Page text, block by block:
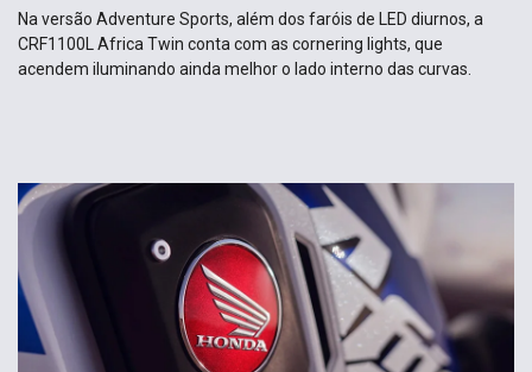
Na versão Adventure Sports, além dos faróis de LED diurnos, a
CRF1100L Africa Twin conta com as cornering lights, que
acendem iluminando ainda melhor o lado interno das curvas.